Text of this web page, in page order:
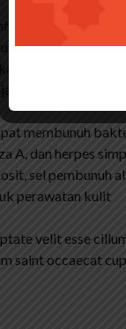
bagi kesehatan.
madu telah
vitamin, mineral,
dan masker wajah.
membunuh
A, dan herpes
sel pembunuh
perawatan kulit
velit esse
saint occaecat